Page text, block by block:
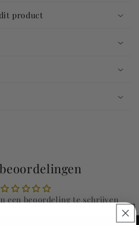
product
een beoordeling te schrijven